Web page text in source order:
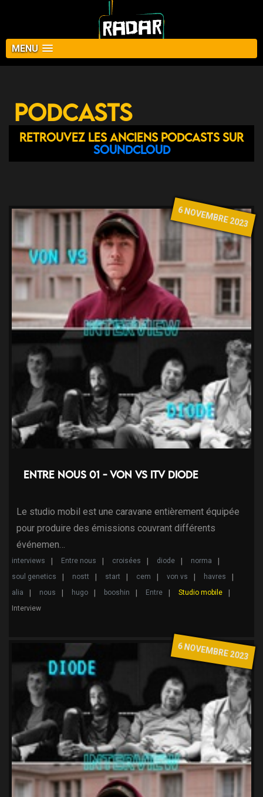
MENU
Podcasts
Retrouvez les anciens podcasts sur
Soundcloud
6 NOVEMBRE 2023
Entre nous 01 - Von VS ITV Diode
Le studio mobil est une caravane entièrement équipée
pour produire des émissions couvrant différents
événemen…
interviews Entre nous croisées diode
norma
soul genetics
nostt start cem von vs
havres
alia
nous hugo booshin Entre
Studio mobile
Interview
6 NOVEMBRE 2023